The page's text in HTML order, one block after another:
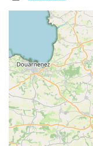
Geolocalisation